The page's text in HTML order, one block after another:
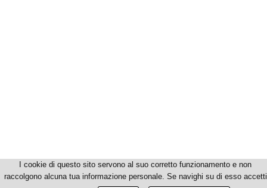
I cookie di questo sito servono al suo corretto funzionamento e non
raccolgono alcuna tua informazione personale. Se navighi su di esso accetti